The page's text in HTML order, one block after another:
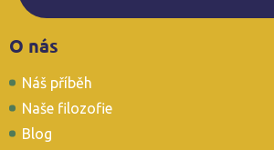
O nás
Náš příběh
Naše filozofie
Blog